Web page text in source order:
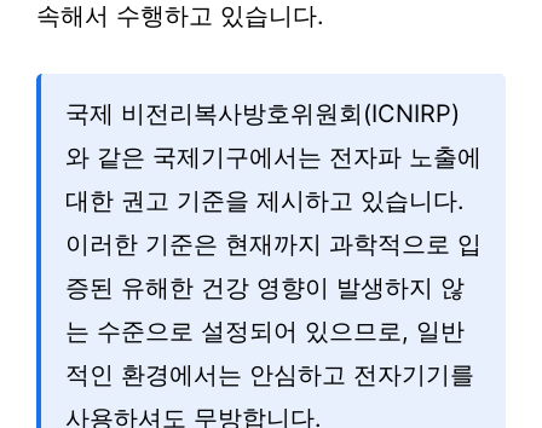
속해서 수행하고 있습니다.
국제 비전리복사방호위원회(ICNIRP)
와 같은 국제기구에서는 전자파 노출에
대한 권고 기준을 제시하고 있습니다.
이러한 기준은 현재까지 과학적으로 입
증된 유해한 건강 영향이 발생하지 않
는 수준으로 설정되어 있으므로, 일반
적인 환경에서는 안심하고 전자기기를
사용하셔도 무방합니다.